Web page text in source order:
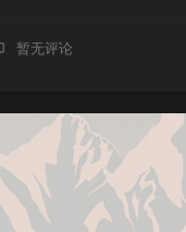
暂无评论